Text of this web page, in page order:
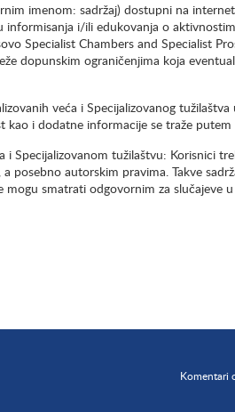
imenom: sadržaj) dostupni na
i/ili edukovanja o
Specialist Chambers and Specialist
dopunskim ograničenjima koja
veća i Specijalizovanog
kao i dodatne informacije se traže
i Specijalizovanom tužilaštvu: Korisnici
posebno autorskim pravima. Takve
mogu smatrati odgovornim za
Komentari